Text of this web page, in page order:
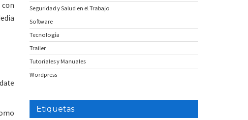
Seguridad y Salud en el Trabajo
Software
Tecnología
Trailer
Tutoriales y Manuales
Wordpress
Etiquetas